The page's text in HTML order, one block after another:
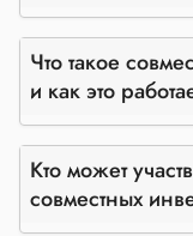
Что такое
и как это
Кто может
совместных